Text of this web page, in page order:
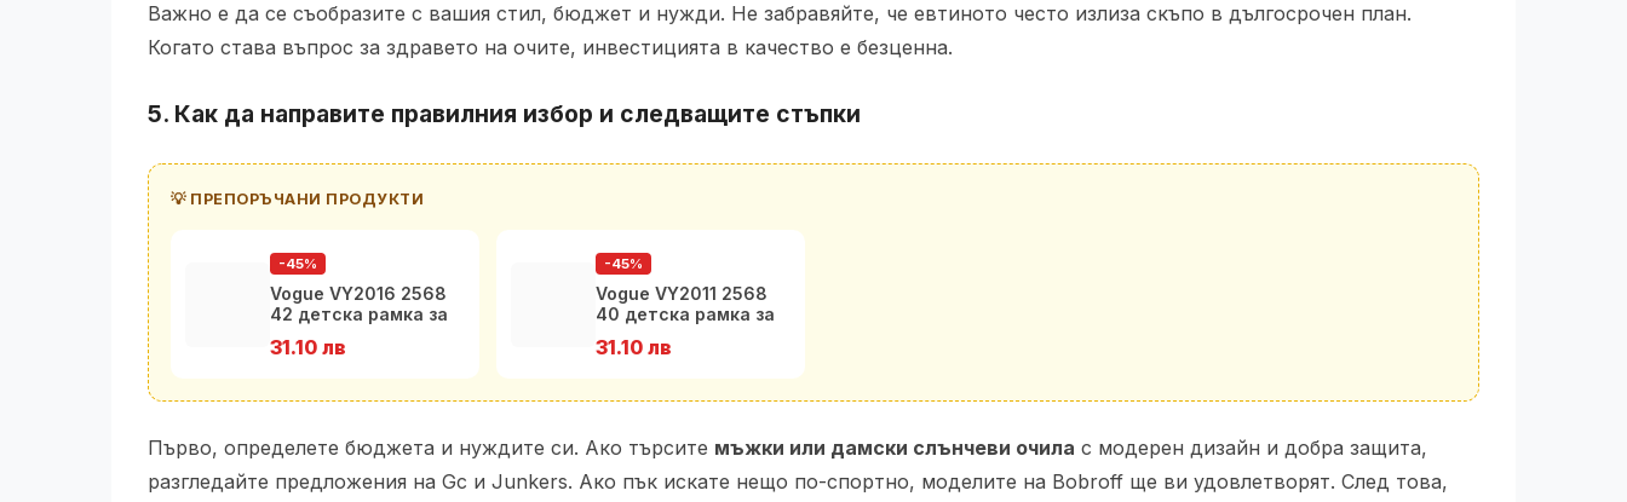
Важно е да се съобразите с вашия стил, бюджет и нужди. Не забравяйте, че евтиното често излиза скъпо в дългосрочен план.
Когато става въпрос за здравето на очите, инвестицията в качество е безценна.
5. Как да направите правилния избор и следващите стъпки
💡 ПРЕПОРЪЧАНИ ПРОДУКТИ
-45%
Vogue VY2016 2568
42 детска рамка за
31.10 лв
-45%
Vogue VY2011 2568
40 детска рамка за
31.10 лв
Първо, определете бюджета и нуждите си. Ако търсите мъжки или дамски слънчеви очила с модерен дизайн и добра защита,
разгледайте предложения на Gc и Junkers. Ако пък искате нещо по-спортно, моделите на Bobroff ще ви удовлетворят. След това,